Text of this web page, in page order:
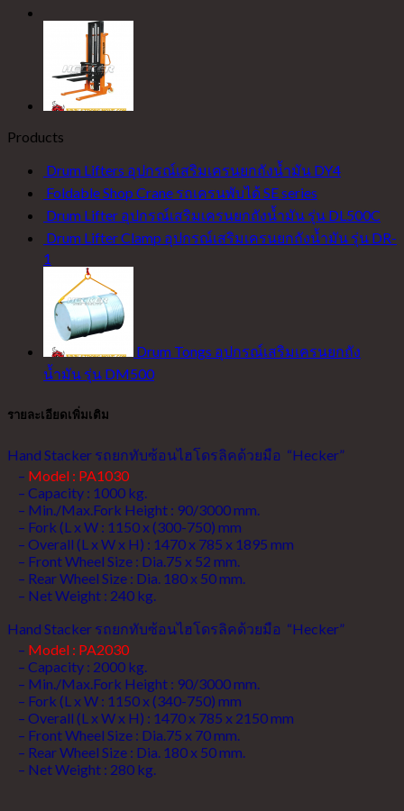
Products
Drum Lifters อุปกรณ์เสริมเครนยกถังน้ำมัน DY4
Foldable Shop Crane รถเครนพับได้ SE series
Drum Lifter อุปกรณ์เสริมเครนยกถังน้ำมัน รุ่น DL500C
Drum Lifter Clamp อุปกรณ์เสริมเครนยกถังน้ำมัน รุ่น DR-
1
Drum Tongs อุปกรณ์เสริมเครนยกถัง
น้ำมัน รุ่น DM500
รายละเอียดเพิ่มเติม
Hand Stacker รถยกทับซ้อนไฮโดรลิคด้วยมือ “Hecker”
– Model : PA1030
– Capacity : 1000 kg.
– Min./Max.Fork Height : 90/3000 mm.
– Fork (L x W : 1150 x (300-750) mm
– Overall (L x W x H) : 1470 x 785 x 1895 mm
– Front Wheel Size : Dia.75 x 52 mm.
– Rear Wheel Size : Dia. 180 x 50 mm.
– Net Weight : 240 kg.
Hand Stacker รถยกทับซ้อนไฮโดรลิคด้วยมือ “Hecker”
– Model : PA2030
– Capacity : 2000 kg.
– Min./Max.Fork Height : 90/3000 mm.
– Fork (L x W : 1150 x (340-750) mm
– Overall (L x W x H) : 1470 x 785 x 2150 mm
– Front Wheel Size : Dia.75 x 70 mm.
– Rear Wheel Size : Dia. 180 x 50 mm.
– Net Weight : 280 kg.